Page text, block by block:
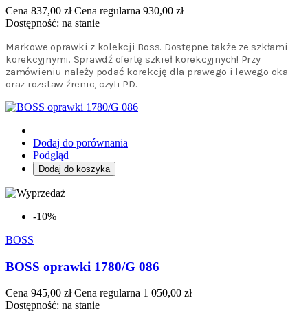
Cena 837,00 zł Cena regularna 930,00 zł
Dostępność: na stanie
Markowe oprawki z kolekcji Boss. Dostępne także ze szkłami
korekcyjnymi. Sprawdź ofertę szkieł korekcyjnych! Przy
zamówieniu należy podać korekcję dla prawego i lewego oka
oraz rozstaw źrenic, czyli PD.
Dodaj do porównania
Podgląd
Dodaj do koszyka
-10%
BOSS
BOSS oprawki 1780/G 086
Cena 945,00 zł Cena regularna 1 050,00 zł
Dostępność: na stanie